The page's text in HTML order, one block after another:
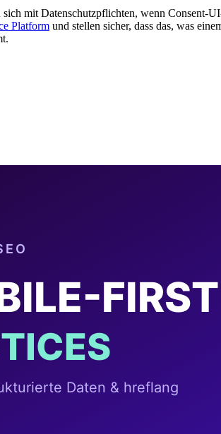
mit Datenschutzpflichten, wenn Consent-
Platform und stellen sicher, dass das, was